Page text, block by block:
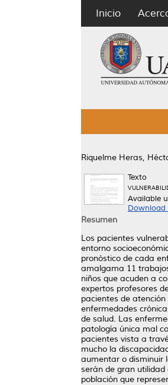
Inicio
Riquelme Heras,
Texto
Available
Download
Resumen
Los pacientes
entorno
pronóstico de cada
amalgama 11
niños que acuden a
expertos profesores
pacientes de
enfermedades
de salud. Las
patología única mal
pacientes vista a
mucho la
aumentar o disminuir
serán de gran
población que